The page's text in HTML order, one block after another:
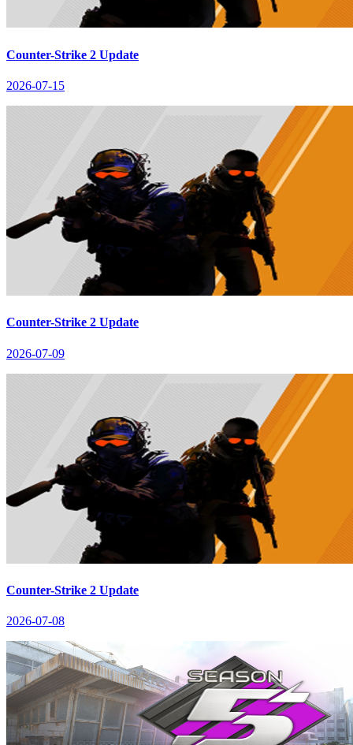
Counter-Strike 2 Update
2026-07-15
Counter-Strike 2 Update
2026-07-09
Counter-Strike 2 Update
2026-07-08